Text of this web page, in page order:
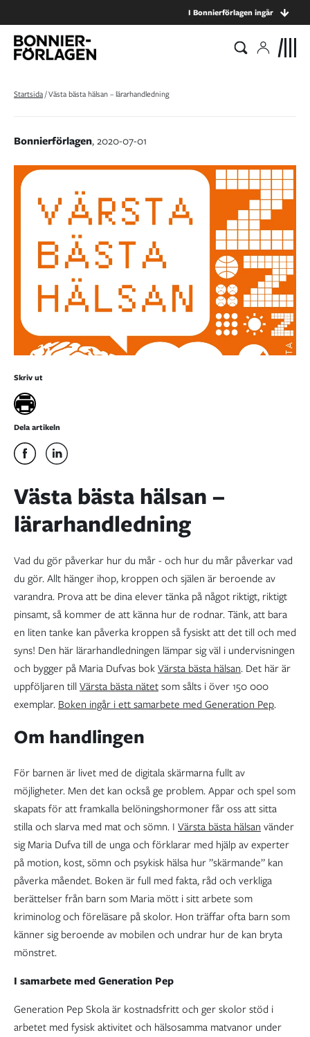
I Bonnierförlagen ingår
Startsida/Västa bästa hälsan – lärarhandledning
Bonnierförlagen, 2020-07-01
Skriv ut
Dela artikeln
Västa bästa hälsan –
lärarhandledning
Vad du gör påverkar hur du mår - och hur du mår påverkar vad
du gör. Allt hänger ihop, kroppen och själen är beroende av
varandra. Prova att be dina elever tänka på något riktigt, riktigt
pinsamt, så kommer de att känna hur de rodnar. Tänk, att bara
en liten tanke kan påverka kroppen så fysiskt att det till och med
syns! Den här lärarhandledningen lämpar sig väl i undervisningen
och bygger på Maria Dufvas bokVärsta bästa hälsan. Det här är
uppföljaren tillVärsta bästa nätetsom sålts i över 150 000
exemplar. Boken ingår i ett samarbete med Generation Pep.
Om handlingen
För barnen är livet med de digitala skärmarna fullt av
möjligheter. Men det kan också ge problem. Appar och spel som
skapats för att framkalla belöningshormoner får oss att sitta
stilla och slarva med mat och sömn. I Värsta bästa hälsan vänder
sig Maria Dufva till de unga och förklarar med hjälp av experter
på motion, kost, sömn och psykisk hälsa hur ”skärmande” kan
påverka måendet. Boken är full med fakta, råd och verkliga
berättelser från barn som Maria mött i sitt arbete som
kriminolog och föreläsare på skolor. Hon träffar ofta barn som
känner sig beroende av mobilen och undrar hur de kan bryta
mönstret.
I samarbete med Generation Pep
Generation Pep Skola är kostnadsfritt och ger skolor stöd i
arbetet med fysisk aktivitet och hälsosamma matvanor under